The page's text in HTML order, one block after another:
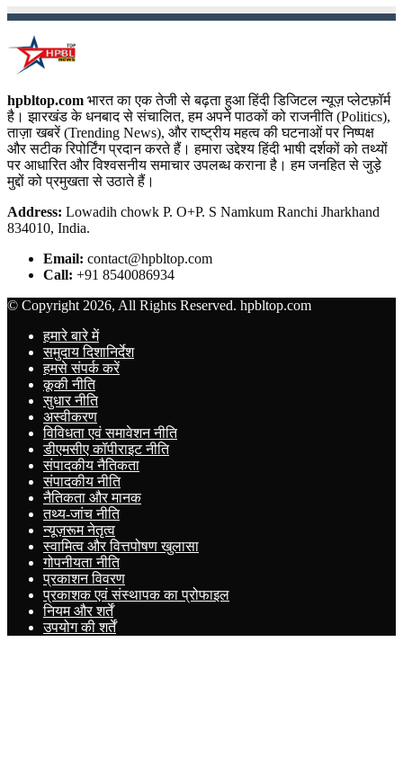
hpbltop.com भारत का एक तेजी से बढ़ता हुआ हिंदी डिजिटल न्यूज़ प्लेटफ़ॉर्म
है। झारखंड के धनबाद से संचालित, हम अपने पाठकों को राजनीति (Politics),
ताज़ा खबरें (Trending News), और राष्ट्रीय महत्व की घटनाओं पर निष्पक्ष
और सटीक रिपोर्टिंग प्रदान करते हैं। हमारा उद्देश्य हिंदी भाषी दर्शकों को तथ्यों
पर आधारित और विश्वसनीय समाचार उपलब्ध कराना है। हम जनहित से जुड़े
मुद्दों को प्रमुखता से उठाते हैं।
Address: Lowadih chowk P. O+P. S Namkum Ranchi Jharkhand
834010, India.
Email: contact@hpbltop.com
Call: +91 8540086934
© Copyright 2026, All Rights Reserved. hpbltop.com
हमारे बारे में
समुदाय दिशानिर्देश
हमसे संपर्क करें
कूकी नीति
सुधार नीति
अस्वीकरण
विविधता एवं समावेशन नीति
डीएमसीए कॉपीराइट नीति
संपादकीय नैतिकता
संपादकीय नीति
नैतिकता और मानक
तथ्य-जांच नीति
न्यूज़रूम नेतृत्व
स्वामित्व और वित्तपोषण खुलासा
गोपनीयता नीति
प्रकाशन विवरण
प्रकाशक एवं संस्थापक का प्रोफाइल
नियम और शर्तें
उपयोग की शर्तें